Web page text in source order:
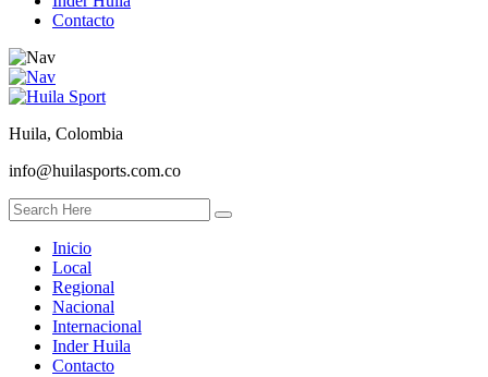
Contacto
Huila, Colombia
info@huilasports.com.co
Inicio
Local
Regional
Nacional
Internacional
Inder Huila
Contacto